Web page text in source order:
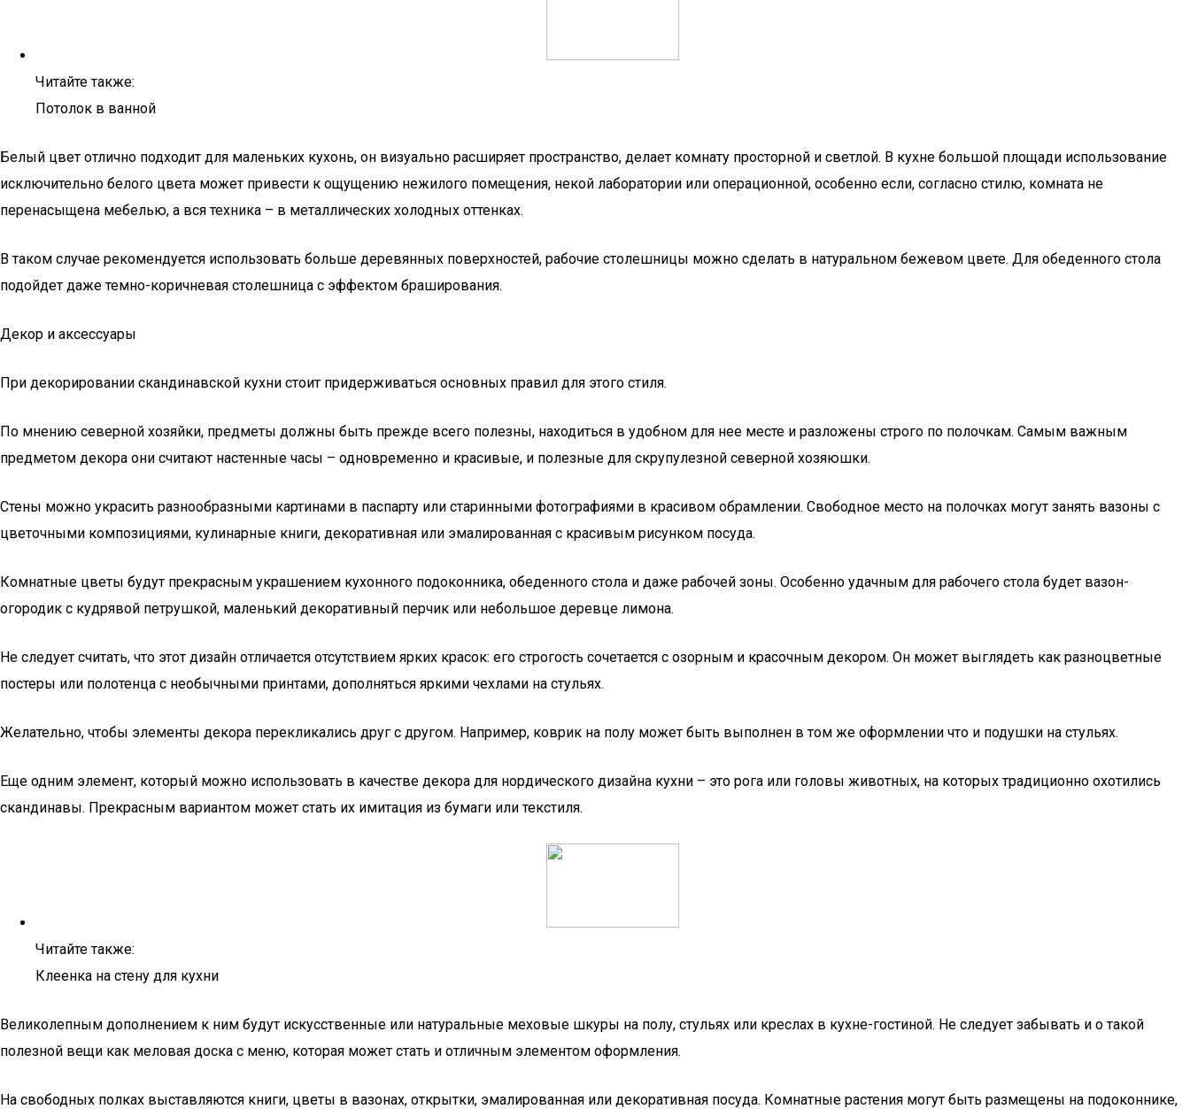
Читайте также:
Потолок в ванной
Белый цвет отлично подходит для маленьких кухонь, он визуально расширяет пространство, делает комнату просторной и светлой. В кухне большой площади использование
исключительно белого цвета может привести к ощущению нежилого помещения, некой лаборатории или операционной, особенно если, согласно стилю, комната не
перенасыщена мебелью, а вся техника – в металлических холодных оттенках.
В таком случае рекомендуется использовать больше деревянных поверхностей, рабочие столешницы можно сделать в натуральном бежевом цвете. Для обеденного стола
подойдет даже темно-коричневая столешница с эффектом браширования.
Декор и аксессуары
При декорировании скандинавской кухни стоит придерживаться основных правил для этого стиля.
По мнению северной хозяйки, предметы должны быть прежде всего полезны, находиться в удобном для нее месте и разложены строго по полочкам. Самым важным
предметом декора они считают настенные часы – одновременно и красивые, и полезные для скрупулезной северной хозяюшки.
Стены можно украсить разнообразными картинами в паспарту или старинными фотографиями в красивом обрамлении. Свободное место на полочках могут занять вазоны с
цветочными композициями, кулинарные книги, декоративная или эмалированная с красивым рисунком посуда.
Комнатные цветы будут прекрасным украшением кухонного подоконника, обеденного стола и даже рабочей зоны. Особенно удачным для рабочего стола будет вазон-
огородик с кудрявой петрушкой, маленький декоративный перчик или небольшое деревце лимона.
Не следует считать, что этот дизайн отличается отсутствием ярких красок: его строгость сочетается с озорным и красочным декором. Он может выглядеть как разноцветные
постеры или полотенца с необычными принтами, дополняться яркими чехлами на стульях.
Желательно, чтобы элементы декора перекликались друг с другом. Например, коврик на полу может быть выполнен в том же оформлении что и подушки на стульях.
Еще одним элемент, который можно использовать в качестве декора для нордического дизайна кухни – это рога или головы животных, на которых традиционно охотились
скандинавы. Прекрасным вариантом может стать их имитация из бумаги или текстиля.
Читайте также:
Клеенка на стену для кухни
Великолепным дополнением к ним будут искусственные или натуральные меховые шкуры на полу, стульях или креслах в кухне-гостиной. Не следует забывать и о такой
полезной вещи как меловая доска с меню, которая может стать и отличным элементом оформления.
На свободных полках выставляются книги, цветы в вазонах, открытки, эмалированная или декоративная посуда. Комнатные растения могут быть размещены на подоконнике,